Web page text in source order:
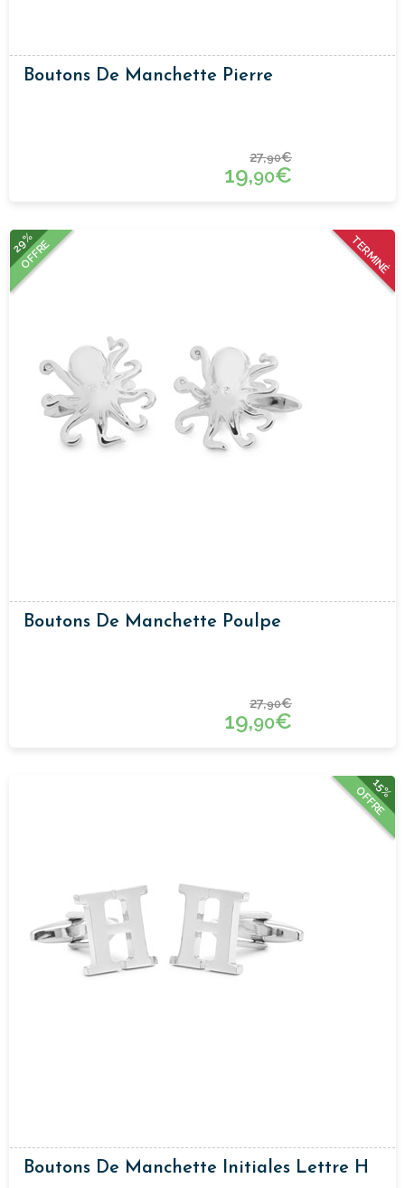
Boutons De Manchette Pierre
27,90€
19,90€
TERMINÉ
29%
OFFRE
Boutons De Manchette Poulpe
27,90€
19,90€
15%
OFFRE
Boutons De Manchette Initiales Lettre H